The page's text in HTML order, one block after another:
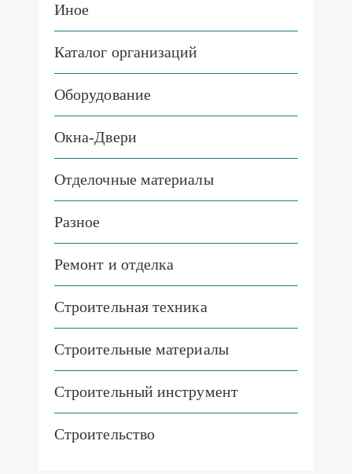
Иное
Каталог организаций
Оборудование
Окна-Двери
Отделочные материалы
Разное
Ремонт и отделка
Строительная техника
Строительные материалы
Строительный инструмент
Строительство